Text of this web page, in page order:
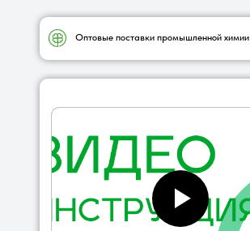
Оптовые поставки промышленной химии